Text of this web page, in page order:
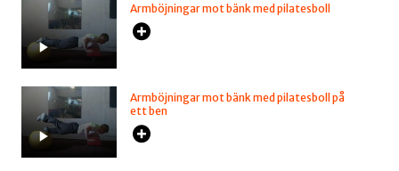
Armböjningar mot bänk med pilatesboll
Armböjningar mot bänk med pilatesboll på
ett ben